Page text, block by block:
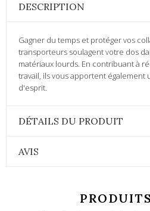
DESCRIPTION
Gagner du temps et protéger vos
transporteurs soulagent votre dos
matériaux lourds. En contribuant à
travail, ils vous apportent
d'esprit.
DÉTAILS DU PRODUIT
AVIS